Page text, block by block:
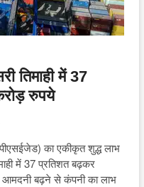
तिमाही में 37
रुपये
का एकीकृत शुद्ध लाभ
में 37 प्रतिशत बढ़कर
बढ़ने से कंपनी का लाभ